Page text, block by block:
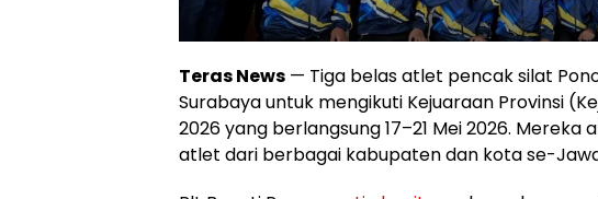
Teras News — Tiga belas atlet pencak silat
Surabaya untuk mengikuti Kejuaraan Provinsi
2026 yang berlangsung 17–21 Mei 2026.
atlet dari berbagai kabupaten dan kota se-